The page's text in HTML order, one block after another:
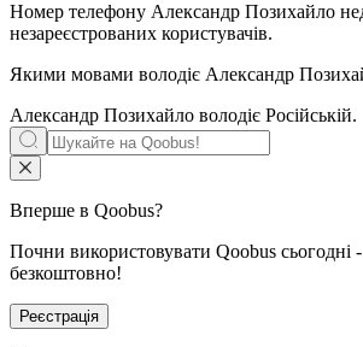
Номер телефону Александр Позихайло
незареєстрованих користувачів.
Якими мовами володіє Александр
Александр Позихайло володіє Російській.
Вперше в Qoobus?
Почни використовувати Qoobus сьогодні
безкоштовно!
Реєстрація